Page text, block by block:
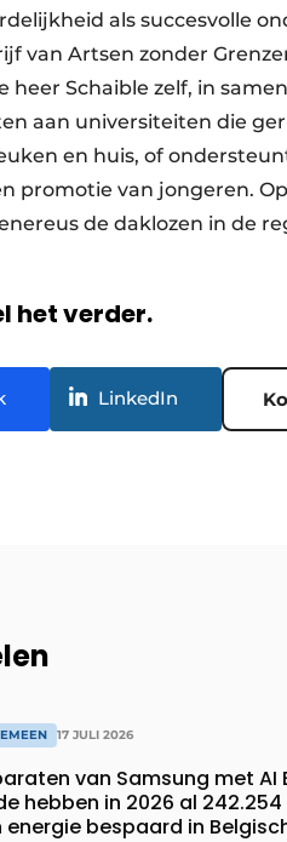
als succesvolle
van Artsen zonder
heer Schaible zelf, in
aan universiteiten die
en huis, of
promotie van jongeren.
de daklozen in de
het verder.
LinkedIn
17 JULI 2026
van Samsung met AI
hebben in 2026 al 242.254
energie bespaard in